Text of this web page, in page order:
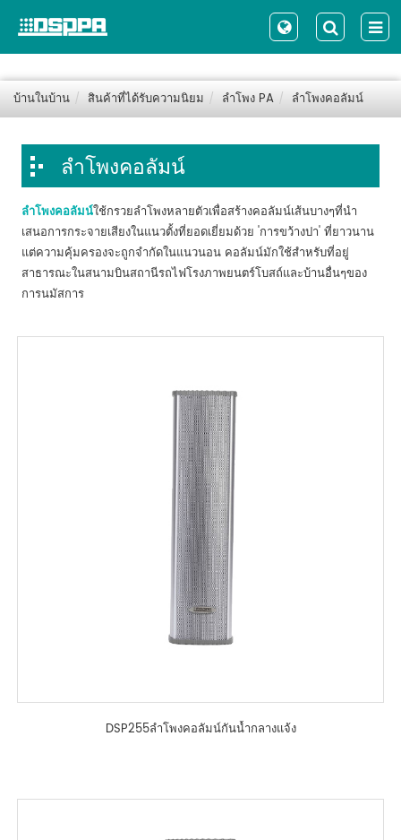
บ้านในบ้าน สินค้าที่ได้รับความนิยม ลำโพง PA ลำโพงคอลัมน์
ลำโพงคอลัมน์
ลำโพงคอลัมน์ใช้กรวยลำโพงหลายตัวเพื่อสร้างคอลัมน์เส้นบางๆที่นำ
เสนอการกระจายเสียงในแนวตั้งที่ยอดเยี่ยมด้วย 'การขว้างปา' ที่ยาวนาน
แต่ความคุ้มครองจะถูกจำกัดในแนวนอน คอลัมน์มักใช้สำหรับที่อยู่
สาธารณะในสนามบินสถานีรถไฟโรงภาพยนตร์โบสถ์และบ้านอื่นๆของ
การนมัสการ
DSP255ลำโพงคอลัมน์กันน้ำกลางแจ้ง